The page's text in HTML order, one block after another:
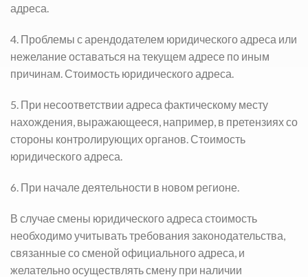
адреса.
4. Проблемы с арендодателем юридического адреса или
нежелание оставаться на текущем адресе по иным
причинам. Стоимость юридического адреса.
5. При несоответствии адреса фактическому месту
нахождения, выражающееся, например, в претензиях со
стороны контролирующих органов. Стоимость
юридического адреса.
6. При начале деятельности в новом регионе.
В случае смены юридического адреса стоимость
необходимо учитывать требования законодательства,
связанные со сменой официального адреса, и
желательно осуществлять смену при наличии